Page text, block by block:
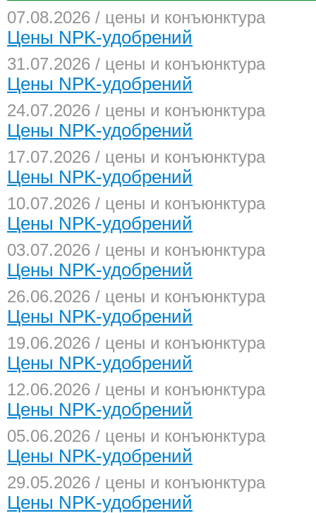
07.08.2026 / цены и конъюнктура
Цены NPK-удобрений
31.07.2026 / цены и конъюнктура
Цены NPK-удобрений
24.07.2026 / цены и конъюнктура
Цены NPK-удобрений
17.07.2026 / цены и конъюнктура
Цены NPK-удобрений
10.07.2026 / цены и конъюнктура
Цены NPK-удобрений
03.07.2026 / цены и конъюнктура
Цены NPK-удобрений
26.06.2026 / цены и конъюнктура
Цены NPK-удобрений
19.06.2026 / цены и конъюнктура
Цены NPK-удобрений
12.06.2026 / цены и конъюнктура
Цены NPK-удобрений
05.06.2026 / цены и конъюнктура
Цены NPK-удобрений
29.05.2026 / цены и конъюнктура
Цены NPK-удобрений